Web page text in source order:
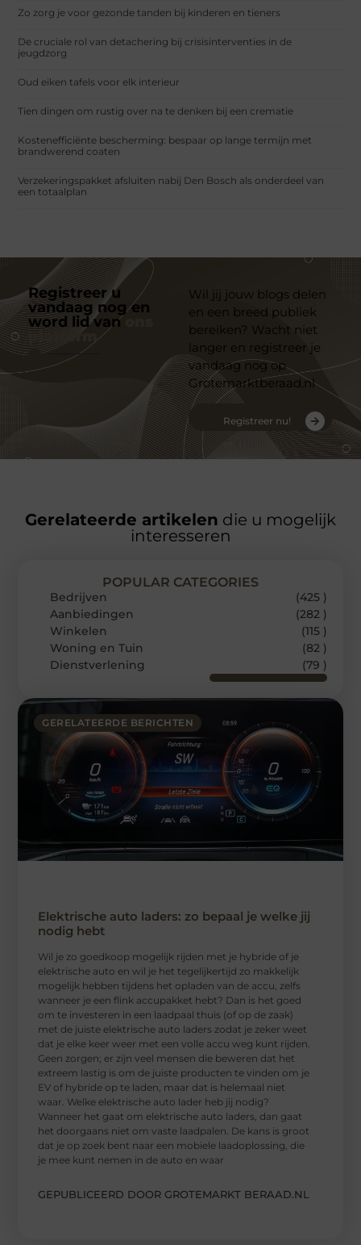
Zo zorg je voor gezonde tanden bij kinderen en tieners
De cruciale rol van detachering bij crisisinterventies in de
jeugdzorg
Oud eiken tafels voor elk interieur
Tien dingen om rustig over na te denken bij een crematie
Kostenefficiënte bescherming: bespaar op lange termijn met
brandwerend coaten
Verzekeringspakket afsluiten nabij Den Bosch als onderdeel van
een totaalplan
Registreer u
vandaag nog en
word lid van
platform
Wil jij jouw blogs delen
en een breed publiek
bereiken? Wacht niet
langer en registreer je
vandaag nog op
Grotemarktberaad.nl
Registreer nu!
Gerelateerde artikelen die u mogelijk
interesseren
GERELATEERDE BERICHTEN
Elektrische auto laders: zo bepaal je welke jij
nodig hebt
Wil je zo goedkoop mogelijk rijden met je hybride of je
elektrische auto en wil je het tegelijkertijd zo makkelijk
mogelijk hebben tijdens het opladen van de accu, zelfs
wanneer je een flink accupakket hebt? Dan is het goed
om te investeren in een laadpaal thuis (of op de zaak)
met de juiste elektrische auto laders zodat je zeker weet
dat je elke keer weer met een volle accu weg kunt rijden.
Geen zorgen; er zijn veel mensen die beweren dat het
extreem lastig is om de juiste producten te vinden om je
EV of hybride op te laden, maar dat is helemaal niet
waar. Welke elektrische auto lader heb jij nodig?
Wanneer het gaat om elektrische auto laders, dan gaat
het doorgaans niet om vaste laadpalen. De kans is groot
dat je op zoek bent naar een mobiele laadoplossing, die
je mee kunt nemen in de auto en waar
GEPUBLICEERD DOOR GROTEMARKT BERAAD.NL
POPULAR CATEGORIES
Bedrijven
(425 )
Aanbiedingen
(282 )
Winkelen
(115 )
Woning en Tuin
(82 )
Dienstverlening
(79 )